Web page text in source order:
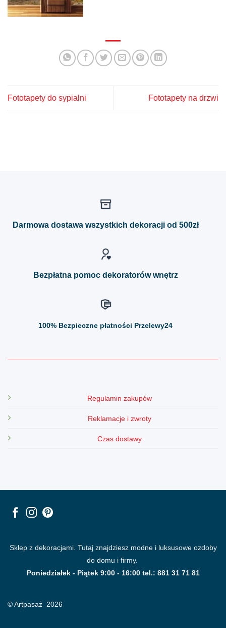
Fototapety do sypialni Fototapety na drzwi
Darmowa dostawa wszystkich dekoracji od 500zł
Bezpłatna pomoc dekoratorów wnętrz
100% Bezpieczne płatności Przelewy24
Regulamin zakupów
Reklamacje i zwroty
Czas dostawy
Sklep z dekoracjami. Tutaj znajdziesz modne i luksusowe ozdoby
do domu i firmy.
Poniedziałek - Piątek 9:00 - 16:00 tel.: 881 31 71 81
© Artpasaż 2026